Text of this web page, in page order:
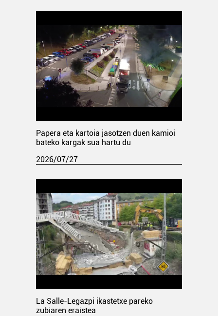
Papera eta kartoia jasotzen duen kamioi
bateko kargak sua hartu du
2026/07/27
La Salle-Legazpi ikastetxe pareko
zubiaren eraistea